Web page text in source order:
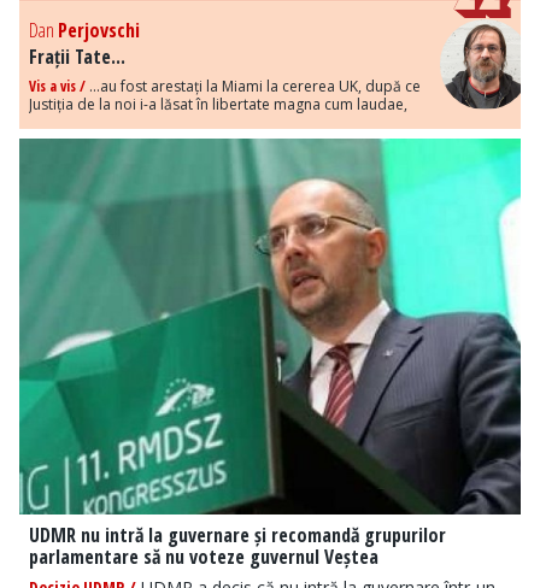
Dan Perjovschi
Frații Tate...
Vis a vis / ...au fost arestați la Miami la cererea UK, după ce
Justiția de la noi i-a lăsat în libertate magna cum laudae,
UDMR nu intră la guvernare și recomandă grupurilor
parlamentare să nu voteze guvernul Veștea